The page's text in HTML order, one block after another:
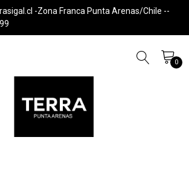
-Zona Franca Punta Arenas/Chile --
0